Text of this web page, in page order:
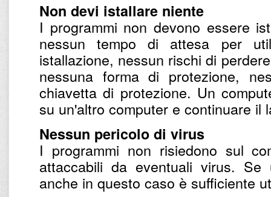
Non devi istallare niente
I programmi non devono essere
nessun tempo di attesa per
istallazione, nessun rischi di
nessuna forma di protezione,
chiavetta di protezione. Un
su un'altro computer e continuare il
Nessun pericolo di virus
I programmi non risiedono sul
attaccabili da eventuali virus.
anche in questo caso è sufficiente